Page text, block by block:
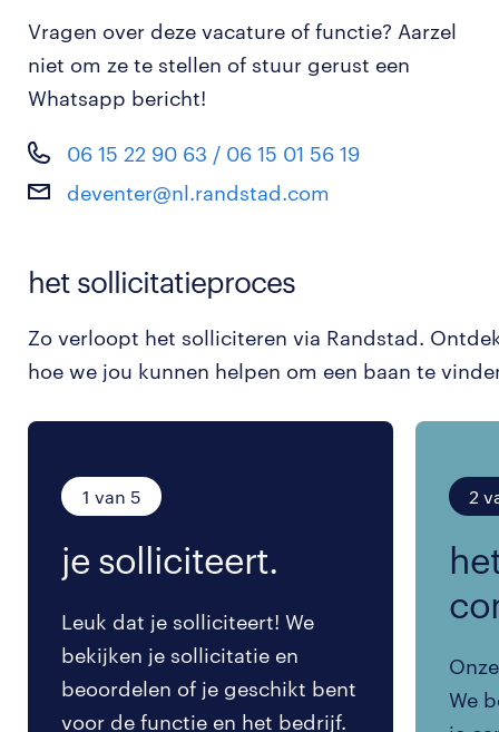
Vragen over deze vacature of functie? Aarzel
niet om ze te stellen of stuur gerust een
Whatsapp bericht!
06 15 22 90 63 / 06 15 01 56 19
deventer@nl.randstad.com
het sollicitatieproces
Zo verloopt het solliciteren via Randstad.
hoe we jou kunnen helpen om een baan te
1 van 5
je solliciteert.
Leuk dat je solliciteert! We
bekijken je sollicitatie en
beoordelen of je geschikt bent
voor de functie en het bedrijf.
2
We